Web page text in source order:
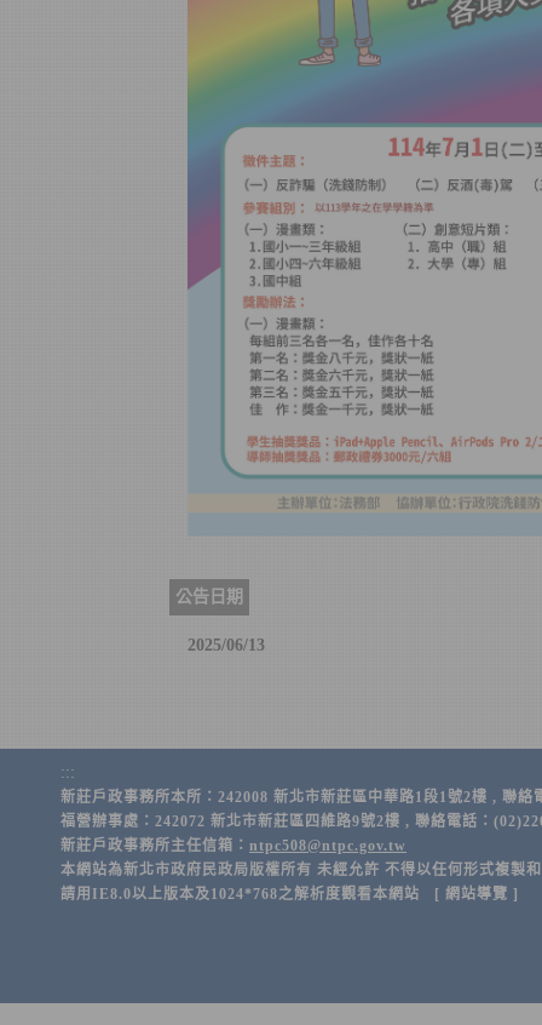
公告日期
2025/06/13
:::
新莊戶政事務所本所：242008 新北市新莊區中華路1段1號2樓 , 聯
福營辦事處：242072 新北市新莊區四維路9號2樓 , 聯絡電話：
新莊戶政事務所主任信箱： ntpc508@ntpc.gov.tw
本網站為新北市政府民政局版權所有 未經允許 不得以任何形式複製
請用IE8.0以上版本及1024*768之解析度觀看本網站 [ 網站導覽 ]